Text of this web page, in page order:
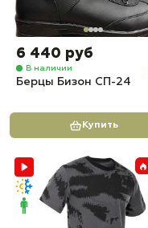
6 440 руб
В наличии
Берцы Бизон СП-24
Купить